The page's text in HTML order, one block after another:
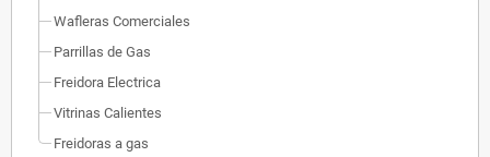
Wafleras Comerciales
Parrillas de Gas
Freidora Electrica
Vitrinas Calientes
Freidoras a gas